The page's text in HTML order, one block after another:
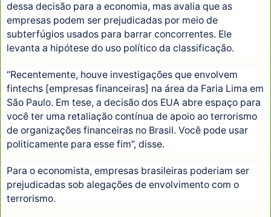
dessa decisão para a economia, mas avalia que as
empresas podem ser prejudicadas por meio de
subterfúgios usados para barrar concorrentes. Ele
levanta a hipótese do uso político da classificação.
“Recentemente, houve investigações que envolvem
fintechs [empresas financeiras] na área da Faria Lima em
São Paulo. Em tese, a decisão dos EUA abre espaço para
você ter uma retaliação contínua de apoio ao terrorismo
de organizações financeiras no Brasil. Você pode usar
politicamente para esse fim”, disse.
Para o economista, empresas brasileiras poderiam ser
prejudicadas sob alegações de envolvimento com o
terrorismo.